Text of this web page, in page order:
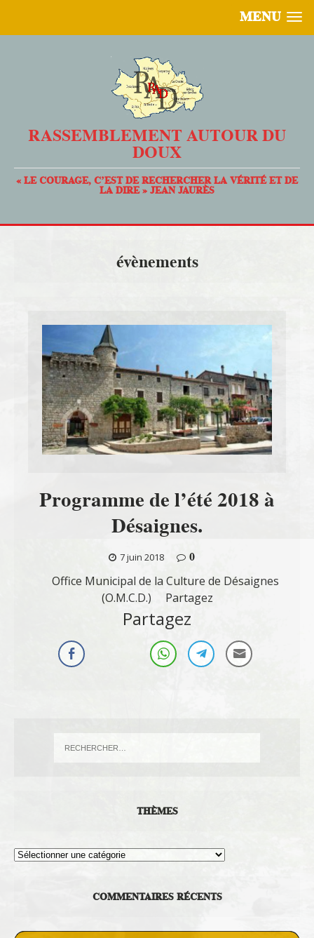
MENU
RASSEMBLEMENT AUTOUR DU
DOUX
« LE COURAGE, C’EST DE RECHERCHER LA VÉRITÉ ET DE
LA DIRE » JEAN JAURÈS
évènements
Programme de l’été 2018 à
Désaignes.
7 juin 2018
0
Office Municipal de la Culture de Désaignes
(O.M.C.D.) Partagez
Partagez
THÈMES
Thèmes
COMMENTAIRES RÉCENTS